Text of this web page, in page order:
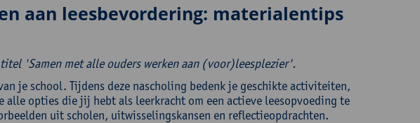
aan leesbevordering: materialentips
'Samen met alle ouders werken aan (voor)leesplezier'.
je school. Tijdens deze nascholing bedenk je geschikte activiteiten,
alle opties die jij hebt als leerkracht om een actieve leesopvoeding te
uit scholen, uitwisselingskansen en reflectieopdrachten.